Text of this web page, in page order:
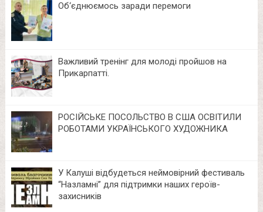
Об‘єднюємось заради перемоги
Важливий тренінг для молоді пройшов на
Прикарпатті.
РОСІЙСЬКЕ ПОСОЛЬСТВО В США ОСВІТИЛИ
РОБОТАМИ УКРАЇНСЬКОГО ХУДОЖНИКА
У Калуші відбудеться неймовірний фестиваль
“Назламні” для підтримки наших героїв-
захисників